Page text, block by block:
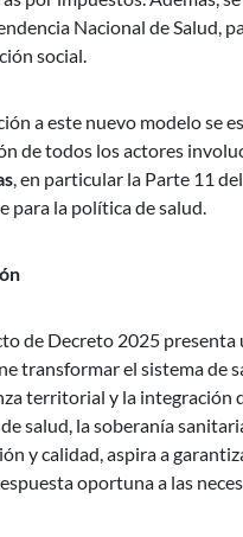
Nacional de Salud,
social.
a este nuevo modelo se
de todos los actores
, en particular la Parte 11
para la política de salud.
de Decreto 2025
transformar el sistema de
territorial y la integración
salud, la soberanía
y calidad, aspira a
oportuna a las